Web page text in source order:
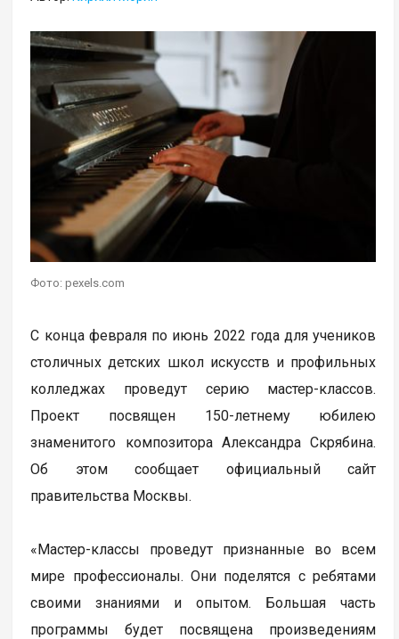
Фото: pexels.com
С конца февраля по июнь 2022 года для учеников
столичных детских школ искусств и профильных
колледжах проведут серию мастер-классов.
Проект посвящен 150-летнему юбилею
знаменитого композитора Александра Скрябина.
Об этом сообщает официальный сайт
правительства Москвы.
«Мастер-классы проведут признанные во всем
мире профессионалы. Они поделятся с ребятами
своими знаниями и опытом. Большая часть
программы будет посвящена произведениям